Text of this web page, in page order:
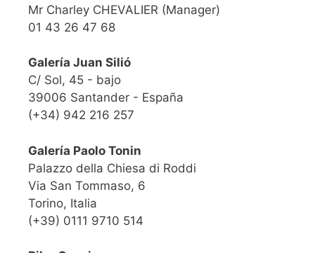
Mr Charley CHEVALIER (Manager)
01 43 26 47 68
Galería Juan Silió
C/ Sol, 45 - bajo
39006 Santander - España
(+34) 942 216 257
Galería Paolo Tonin
Palazzo della Chiesa di Roddi
Via San Tommaso, 6
Torino, Italia
(+39) 0111 9710 514